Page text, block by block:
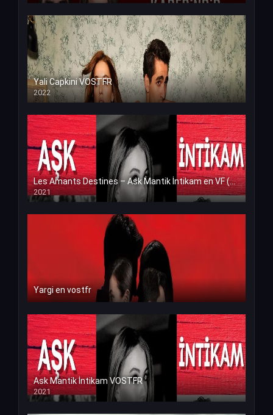
Yali Capkini VOSTFR
2022
Les Amants Destines – Ask Mantik İntikam en VF (Voix Francaise)
2021
Yargi en vostfr
Ask Mantik İntikam VOSTFR
2021